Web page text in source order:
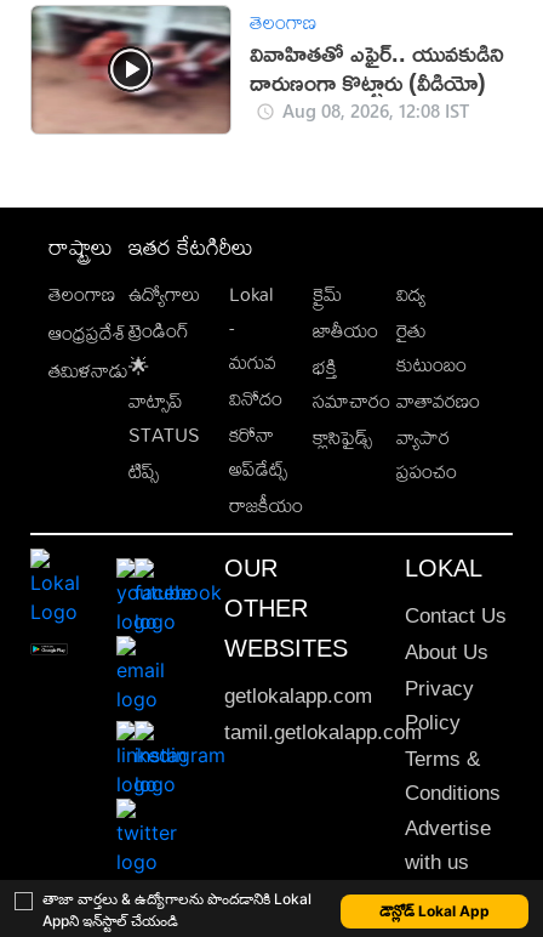
తాజా వార్తలు & ఉద్యోగాలను పొందడానికి Lokal
Appని ఇన్‌స్టాల్ చేయండి
డౌన్లోడ్ Lokal App
తెలంగాణ
వివాహితతో ఎఫైర్.. యువకుడిని
దారుణంగా కొట్టారు (వీడియో)
Aug 08, 2026, 12:08 IST
రాష్ట్రాలు
తెలంగాణ
ఆంధ్రప్రదేశ్
తమిళనాడు
ఇతర కేటగిరీలు
ఉద్యోగాలు
ట్రెండింగ్
🌟
వాట్సాప్
STATUS
టిప్స్
Lokal
-
మగువ
వినోదం
కరోనా
అప్‌డేట్స్
రాజకీయం
క్రైమ్
జాతీయం
భక్తి
సమాచారం
క్లాసిఫైడ్స్
విద్య
రైతు
కుటుంబం
వాతావరణం
వ్యాపార
ప్రపంచం
OUR
OTHER
WEBSITES
getlokalapp.com
tamil.getlokalapp.com
LOKAL
Contact Us
About Us
Privacy
Policy
Terms &
Conditions
Advertise
with us
Sitemap
This material may not be published, transmitted, rewritten or redistributed. © 2020 Lokal App. All rights reserved.